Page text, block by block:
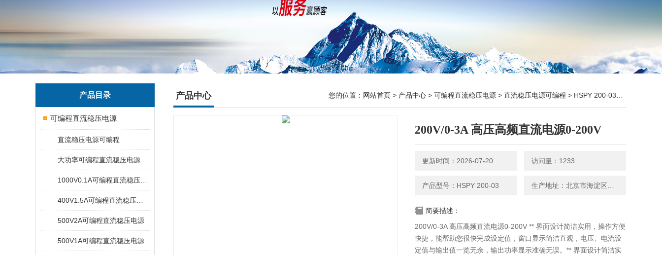
产品目录
可编程直流稳压电源
直流稳压电源可编程
大功率可编程直流稳压电源
500V2A可编程直流稳压电源
500V1A可编程直流稳压电源
产品中心 您的位置： 网站首页 > 产品中心 > 可编程直流稳压电源 > 直流稳压电源可编程 > HSPY 200-03200V/0-3A 高压高频直流电源0-200V
200V/0-3A 高压高频直流电源0-200V
更新时间：2026-07-20 访问量：1233
产品型号：HSPY 200-03
简要描述：
200V/0-3A 高压高频直流电源0-200V ** 界面设计简洁实用，操作方便
快捷，能帮助您很快完成设定值，窗口显示简洁直观，电压、电流设
定值与输出值一览无余，输出功率显示准确无误。** 界面设计简洁实